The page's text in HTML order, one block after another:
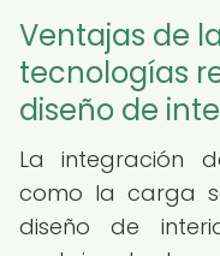
Ventajas de
tecnologías
diseño de
La integración
como la carga
diseño de